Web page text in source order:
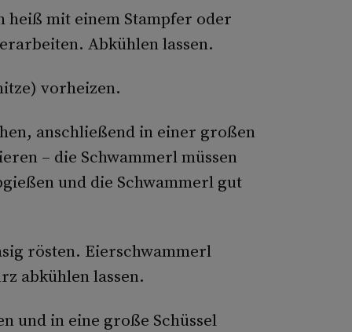
heiß mit einem Stampfer oder
Abkühlen lassen.
vorheizen.
anschließend in einer großen
– die Schwammerl müssen
und die Schwammerl gut
rösten. Eierschwammerl
abkühlen lassen.
und in eine große Schüssel